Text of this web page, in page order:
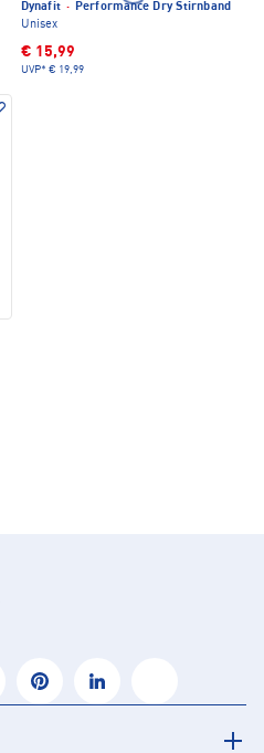
Dynafit · Performance Dry Stirnband
Unisex
€ 15,99
UVP* € 19,99